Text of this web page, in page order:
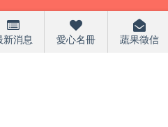
新消息 愛心名冊 蔬果徵信